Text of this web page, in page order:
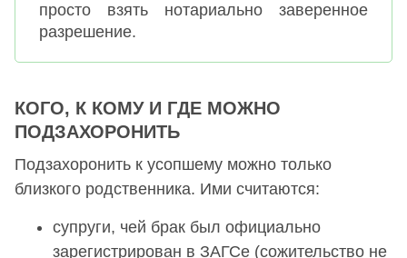
просто взять нотариально заверенное
разрешение.
КОГО, К КОМУ И ГДЕ МОЖНО
ПОДЗАХОРОНИТЬ
Подзахоронить к усопшему можно только
близкого родственника. Ими считаются:
супруги, чей брак был официально
зарегистрирован в ЗАГСе (сожительство не